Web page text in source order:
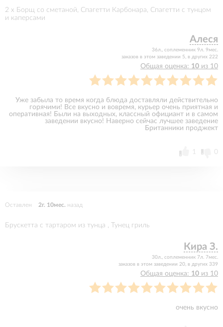
2 x Борщ со сметаной, Спагетти Карбонара, Спагетти с тунцом
и каперсами
Алеся
36л., соплеменник 9л. 9мес.
заказов в этом заведении 5, в других 222
Общая оценка: 10 из 10
Уже забыла то время когда блюда доставляли действительно
горячими! Все вкусно и вовремя, курьер очень приятная и
оперативная! Были на выходных, классный официант и в самом
заведении вкусно! Наверно сейчас лучшее заведение
Британники проджект
1 0
Оставлен 2г. 10мес. назад
Брускетта с тартаром из тунца , Тунец гриль
Кира З.
30л., соплеменник 7л. 7мес.
заказов в этом заведении 20, в других 339
Общая оценка: 10 из 10
очень вкусно